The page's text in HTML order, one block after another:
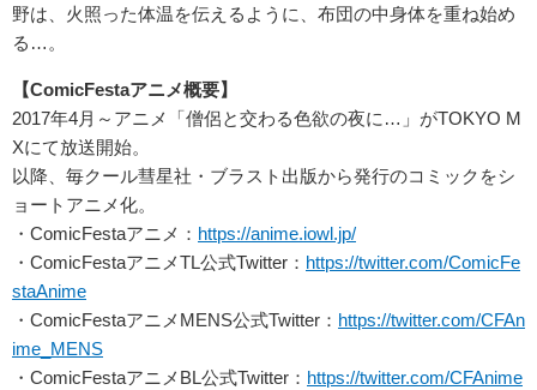
野は、火照った体温を伝えるように、布団の中身体を重ね始め
る…。
【ComicFestaアニメ概要】
2017年4月～アニメ「僧侶と交わる色欲の夜に…」がTOKYO M
Xにて放送開始。
以降、毎クール彗星社・ブラスト出版から発行のコミックをシ
ョートアニメ化。
・ComicFestaアニメ： https://anime.iowl.jp/
・ComicFestaアニメTL公式Twitter： https://twitter.com/ComicFe
staAnime
・ComicFestaアニメMENS公式Twitter： https://twitter.com/CFAn
ime_MENS
・ComicFestaアニメBL公式Twitter： https://twitter.com/CFAnime